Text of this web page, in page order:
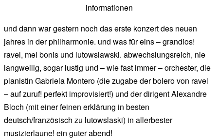
informationen
und dann war gestern noch das erste konzert des neuen
jahres in der philharmonie. und was für eins – grandios!
ravel, mel bonis und lutowslawski. abwechslungsreich, nie
langweilig, sogar lustig und – wie fast immer – orchester, die
pianistin Gabriela Montero (die zugabe der bolero von ravel
– auf zuruf! perfekt improvisiert!) und der dirigent Alexandre
Bloch (mit einer feinen erklärung in besten
deutsch/französisch zu lutowslaski) in allerbester
musizierlaune! ein guter abend!